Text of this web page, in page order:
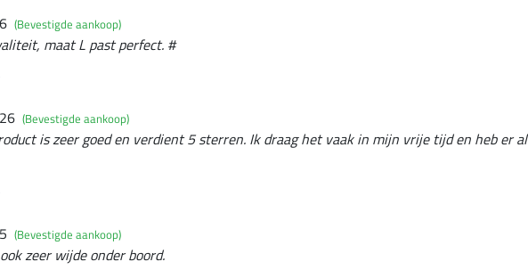
(Bevestigde aankoop)
maat L past perfect. #
(Bevestigde aankoop)
is zeer goed en verdient 5 sterren. Ik draag het vaak in mijn vrije tijd en heb er al
(Bevestigde aankoop)
zeer wijde onder boord.